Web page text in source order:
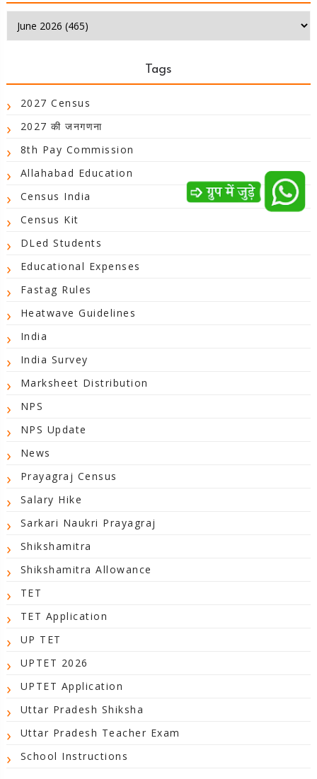
Tags
2027 Census
2027 की जनगणना
8th Pay Commission
Allahabad Education
Census India
Census Kit
DLed Students
Educational Expenses
Fastag Rules
Heatwave Guidelines
India
India Survey
Marksheet Distribution
NPS
NPS Update
News
Prayagraj Census
Salary Hike
Sarkari Naukri Prayagraj
Shikshamitra
Shikshamitra Allowance
TET
TET Application
UP TET
UPTET 2026
UPTET Application
Uttar Pradesh Shiksha
Uttar Pradesh Teacher Exam
School Instructions